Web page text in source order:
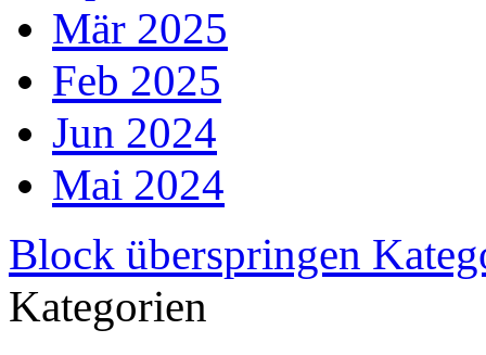
Mär 2025
Feb 2025
Jun 2024
Mai 2024
Block überspringen
Kategorien